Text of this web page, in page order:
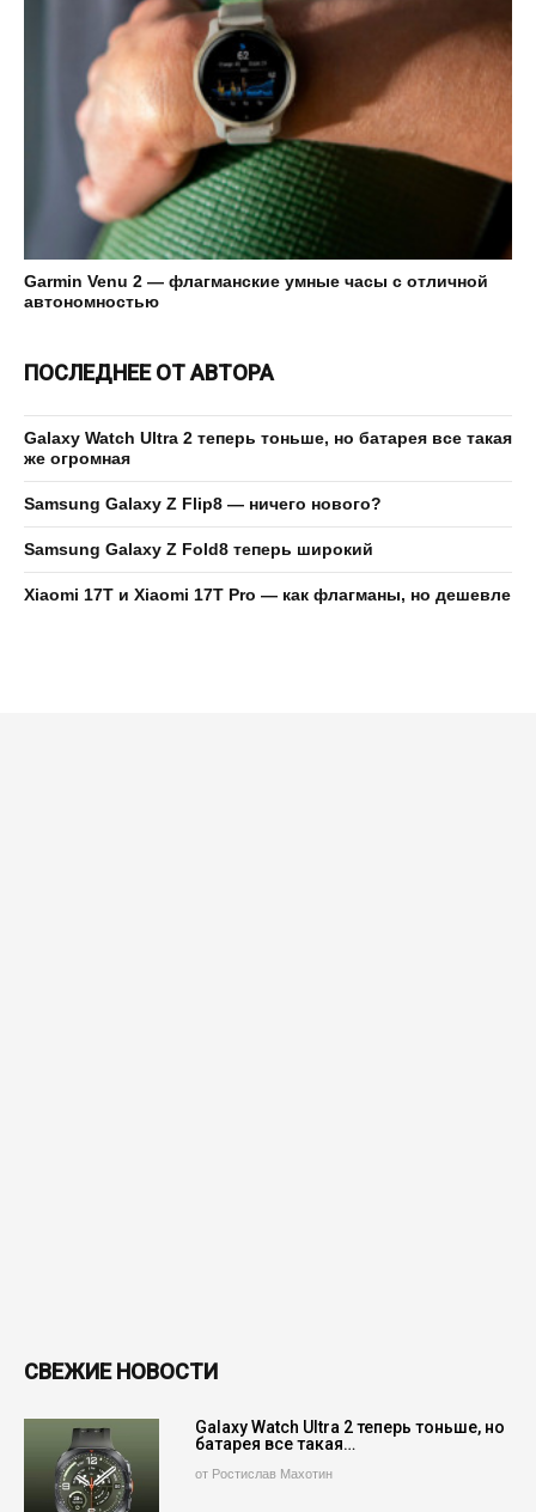
Garmin Venu 2 — флагманские умные часы с отличной
автономностью
ПОСЛЕДНЕЕ ОТ АВТОРА
Galaxy Watch Ultra 2 теперь тоньше, но батарея все такая
же огромная
Samsung Galaxy Z Flip8 — ничего нового?
Samsung Galaxy Z Fold8 теперь широкий
Xiaomi 17T и Xiaomi 17T Pro — как флагманы, но дешевле
СВЕЖИЕ НОВОСТИ
Galaxy Watch Ultra 2 теперь тоньше, но
батарея все такая…
от Ростислав Махотин